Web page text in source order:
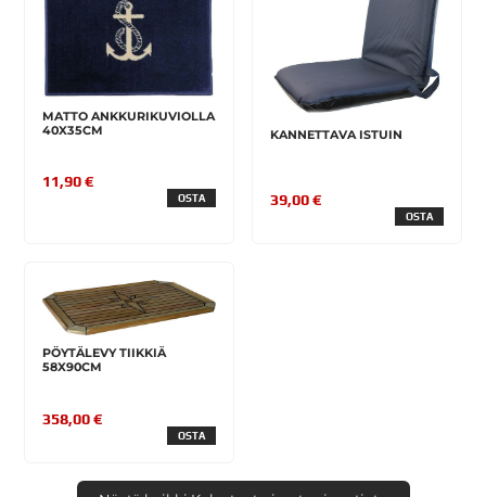
MATTO ANKKURIKUVIOLLA
40X35CM
11,90 €
OSTA
KANNETTAVA ISTUIN
39,00 €
OSTA
PÖYTÄLEVY TIIKKIÄ
58X90CM
358,00 €
OSTA